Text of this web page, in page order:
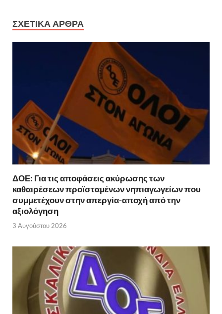
ΣΧΕΤΙΚΆ ΆΡΘΡΑ
ΔΟΕ: Για τις αποφάσεις ακύρωσης των
καθαιρέσεων προϊσταμένων νηπιαγωγείων που
συμμετέχουν στην απεργία-αποχή από την
αξιολόγηση
3 Αυγούστου 2026